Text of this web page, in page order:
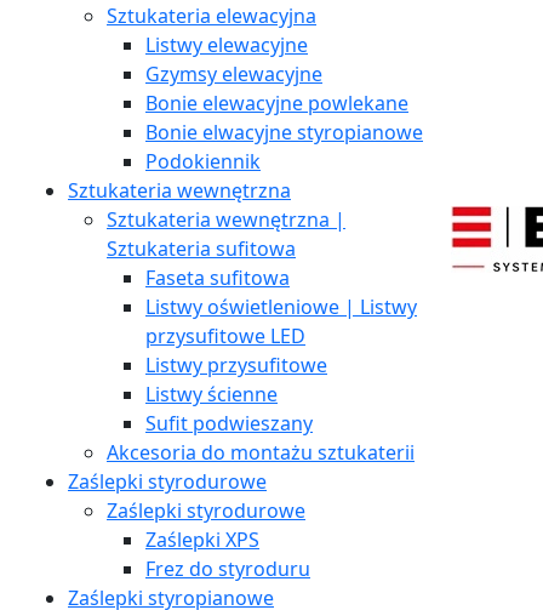
Sztukateria elewacyjna
Listwy elewacyjne
Gzymsy elewacyjne
Bonie elewacyjne powlekane
Bonie elwacyjne styropianowe
Podokiennik
Sztukateria wewnętrzna
Sztukateria wewnętrzna |
Sztukateria sufitowa
Faseta sufitowa
Listwy oświetleniowe | Listwy
przysufitowe LED
Listwy przysufitowe
Listwy ścienne
Sufit podwieszany
Akcesoria do montażu sztukaterii
Zaślepki styrodurowe
Zaślepki styrodurowe
Zaślepki XPS
Frez do styroduru
Zaślepki styropianowe